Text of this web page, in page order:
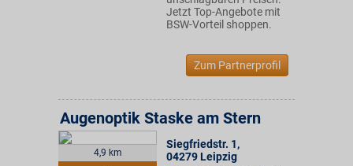
Jetzt Top-Angebote mit
BSW-Vorteil shoppen.
Zum Partnerprofil
4,9 km
Augenoptik Staske am Stern
Siegfriedstr. 1,
04279 Leipzig